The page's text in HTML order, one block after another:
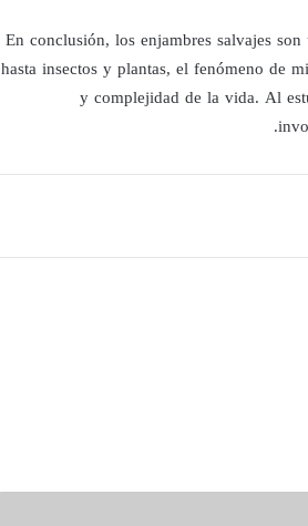
En conclusión, los enjambres salvajes
hasta insectos y plantas, el fenómeno de
y complejidad de la vida. Al